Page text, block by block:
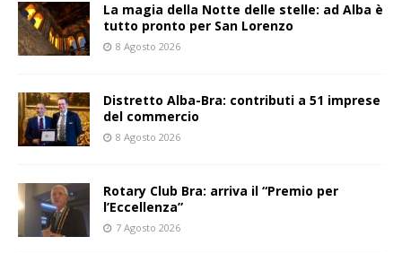
La magia della Notte delle stelle: ad Alba è
tutto pronto per San Lorenzo
8 Agosto 2026
Distretto Alba-Bra: contributi a 51 imprese
del commercio
8 Agosto 2026
Rotary Club Bra: arriva il “Premio per
l’Eccellenza”
7 Agosto 2026